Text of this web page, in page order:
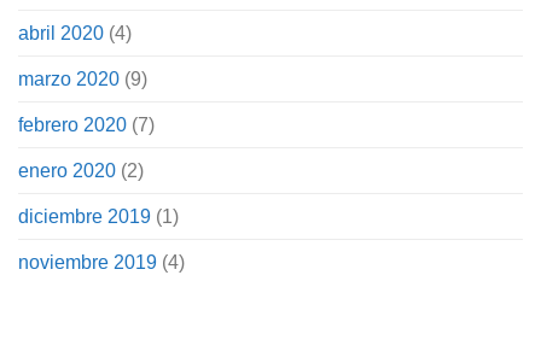
abril 2020 (4)
marzo 2020 (9)
febrero 2020 (7)
enero 2020 (2)
diciembre 2019 (1)
noviembre 2019 (4)